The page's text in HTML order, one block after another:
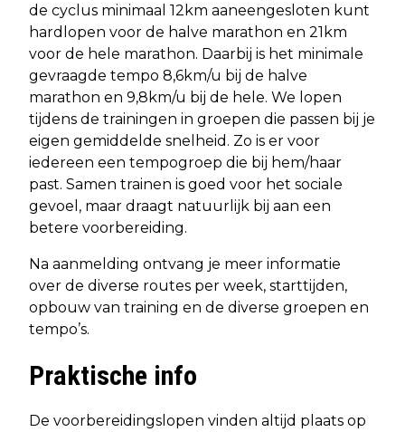
de cyclus minimaal 12km aaneengesloten kunt
hardlopen voor de halve marathon en 21km
voor de hele marathon. Daarbij is het minimale
gevraagde tempo 8,6km/u bij de halve
marathon en 9,8km/u bij de hele. We lopen
tijdens de trainingen in groepen die passen bij je
eigen gemiddelde snelheid. Zo is er voor
iedereen een tempogroep die bij hem/haar
past. Samen trainen is goed voor het sociale
gevoel, maar draagt natuurlijk bij aan een
betere voorbereiding.
Na aanmelding ontvang je meer informatie
over de diverse routes per week, starttijden,
opbouw van training en de diverse groepen en
tempo’s.
Praktische info
De voorbereidingslopen vinden altijd plaats op